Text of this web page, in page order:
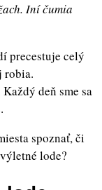
Iní čumia
precestuje celý
robia.
deň sme sa
spoznať, či
lode?